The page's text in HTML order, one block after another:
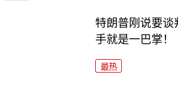
特朗普刚说要谈
手就是一巴掌！
最热